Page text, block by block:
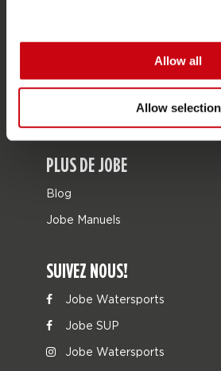
Allow all
Allow selection
Mix & Match
Pièces de rechange
PLUS DE JOBE
Blog
Jobe Manuels
SUIVEZ NOUS!
Jobe Watersports
Jobe SUP
Jobe Watersports